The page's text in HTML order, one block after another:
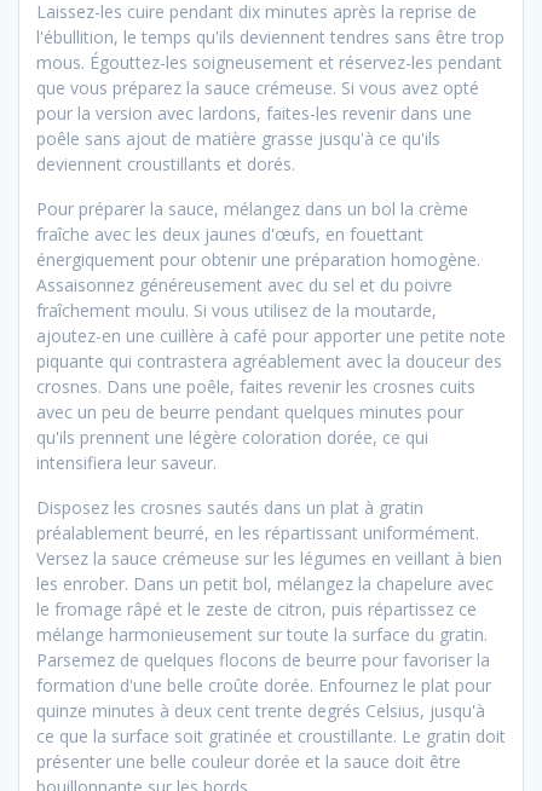
Laissez-les cuire pendant dix minutes après la reprise de
l'ébullition, le temps qu'ils deviennent tendres sans être trop
mous. Égouttez-les soigneusement et réservez-les pendant
que vous préparez la sauce crémeuse. Si vous avez opté
pour la version avec lardons, faites-les revenir dans une
poêle sans ajout de matière grasse jusqu'à ce qu'ils
deviennent croustillants et dorés.
Pour préparer la sauce, mélangez dans un bol la crème
fraîche avec les deux jaunes d'œufs, en fouettant
énergiquement pour obtenir une préparation homogène.
Assaisonnez généreusement avec du sel et du poivre
fraîchement moulu. Si vous utilisez de la moutarde,
ajoutez-en une cuillère à café pour apporter une petite note
piquante qui contrastera agréablement avec la douceur des
crosnes. Dans une poêle, faites revenir les crosnes cuits
avec un peu de beurre pendant quelques minutes pour
qu'ils prennent une légère coloration dorée, ce qui
intensifiera leur saveur.
Disposez les crosnes sautés dans un plat à gratin
préalablement beurré, en les répartissant uniformément.
Versez la sauce crémeuse sur les légumes en veillant à bien
les enrober. Dans un petit bol, mélangez la chapelure avec
le fromage râpé et le zeste de citron, puis répartissez ce
mélange harmonieusement sur toute la surface du gratin.
Parsemez de quelques flocons de beurre pour favoriser la
formation d'une belle croûte dorée. Enfournez le plat pour
quinze minutes à deux cent trente degrés Celsius, jusqu'à
ce que la surface soit gratinée et croustillante. Le gratin doit
présenter une belle couleur dorée et la sauce doit être